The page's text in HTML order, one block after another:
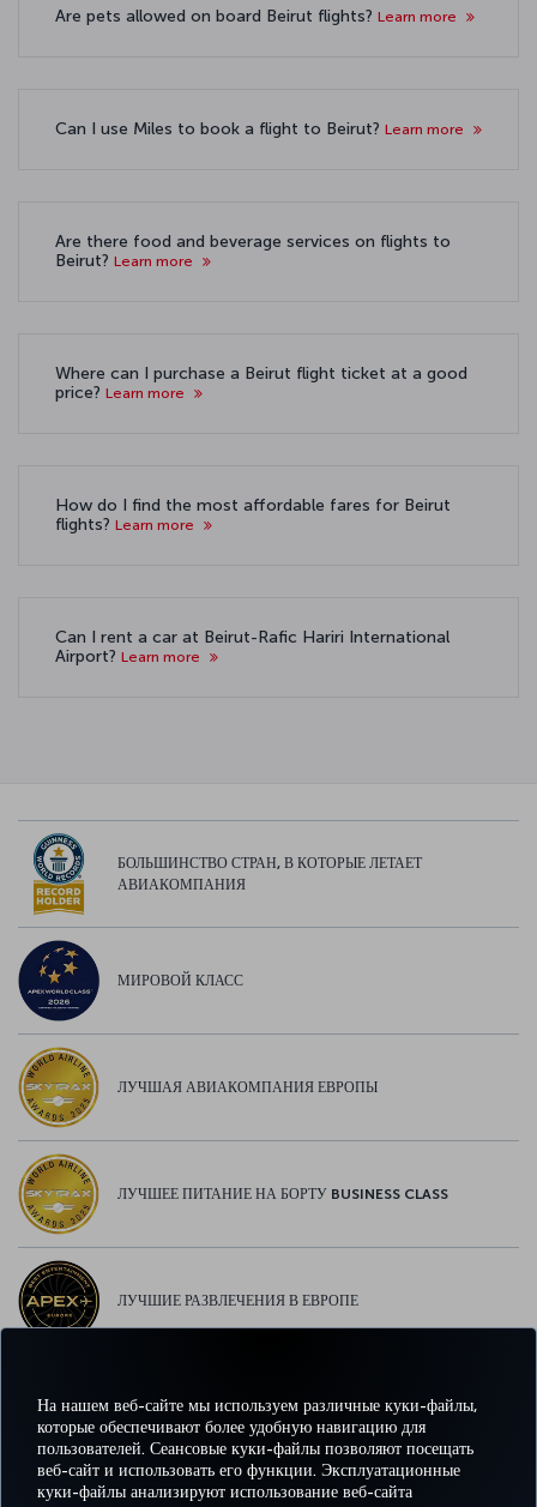
На нашем веб-сайте мы используем различные куки-файлы,
которые обеспечивают более удобную навигацию для
пользователей. Сеансовые куки-файлы позволяют посещать
веб-сайт и использовать его функции. Эксплуатационные
куки-файлы анализируют использование веб-сайта
Are pets allowed on board Beirut flights? Learn more
Can I use Miles to book a flight to Beirut? Learn more
Are there food and beverage services on flights to
Beirut? Learn more
Where can I purchase a Beirut flight ticket at a good
price? Learn more
How do I find the most affordable fares for Beirut
flights? Learn more
Can I rent a car at Beirut-Rafic Hariri International
Airport? Learn more
БОЛЬШИНСТВО СТРАН, В КОТОРЫЕ ЛЕТАЕТ
АВИАКОМПАНИЯ
МИРОВОЙ КЛАСС
ЛУЧШАЯ АВИАКОМПАНИЯ ЕВРОПЫ
ЛУЧШЕЕ ПИТАНИЕ НА БОРТУ BUSINESS CLASS
ЛУЧШИЕ РАЗВЛЕЧЕНИЯ В ЕВРОПЕ
ЛУЧШИЙ WI-FI В ЕВРОПЕ